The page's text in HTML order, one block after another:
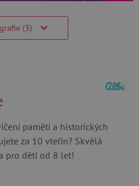
(3)
paměti a historických
za 10 vteřin? Skvělá
pro děti od 8 let!